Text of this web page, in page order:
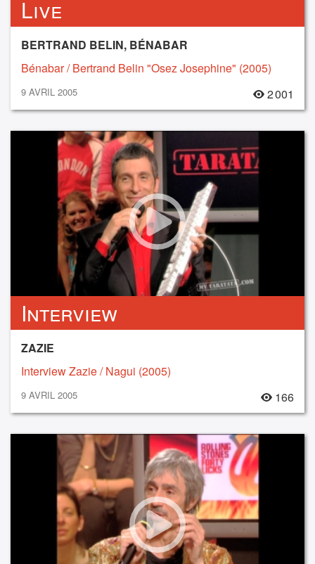
Live
BERTRAND BELIN, BÉNABAR
Bénabar / Bertrand Belin "Osez Josephine" (2005)
9 AVRIL 2005 2 001
Interview
ZAZIE
Interview Zazie / Nagui (2005)
9 AVRIL 2005 166